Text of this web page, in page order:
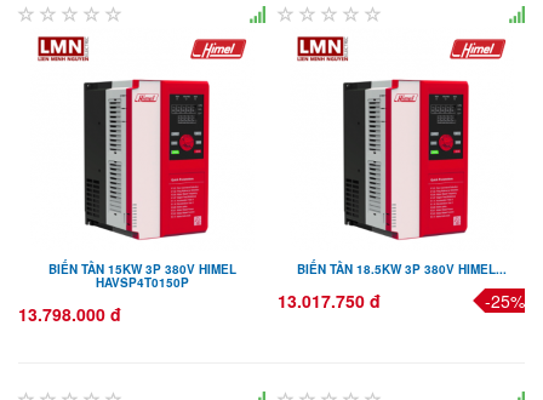
BIẾN TẦN 15KW 3P 380V HIMEL
HAVSP4T0150P
13.798.000 đ
BIẾN TẦN 18.5KW 3P 380V HIMEL...
13.017.750 đ -25%